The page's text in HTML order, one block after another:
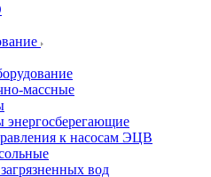
массные
к насосам ЭЦВ
вод